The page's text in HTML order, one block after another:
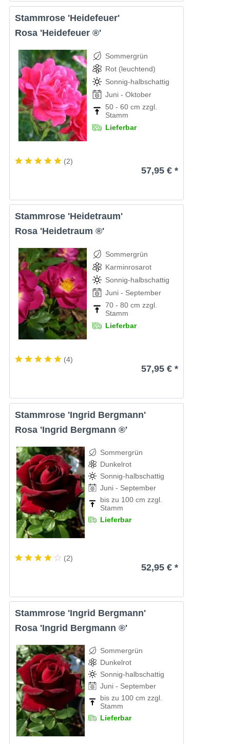
Stammrose 'Heidefeuer'
Rosa 'Heidefeuer ®'
Sommergrün
Rot (leuchtend)
Sonnig-halbschattig
Juni - Oktober
50 - 60 cm zzgl.
Stamm
Lieferbar
(2)
57,95 € *
Stammrose 'Heidetraum'
Rosa 'Heidetraum ®'
Sommergrün
Karminrosarot
Sonnig-halbschattig
Juni - September
70 - 80 cm zzgl.
Stamm
Lieferbar
(4)
57,95 € *
Stammrose 'Ingrid Bergmann'
Rosa 'Ingrid Bergmann ®'
Sommergrün
Dunkelrot
Sonnig-halbschattig
Juni - September
bis zu 100 cm zzgl.
Stamm
Lieferbar
(2)
52,95 € *
Stammrose 'Ingrid Bergmann'
Rosa 'Ingrid Bergmann ®'
Sommergrün
Dunkelrot
Sonnig-halbschattig
Juni - September
bis zu 100 cm zzgl.
Stamm
Lieferbar